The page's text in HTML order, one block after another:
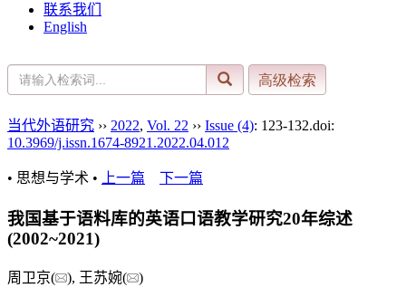
联系我们
English
当代外语研究 ›› 2022, Vol. 22 ›› Issue (4): 123-132.doi:
10.3969/j.issn.1674-8921.2022.04.012
• 思想与学术 • 上一篇 下一篇
我国基于语料库的英语口语教学研究20年综述
(2002~2021)
周卫京( ), 王苏婉( )